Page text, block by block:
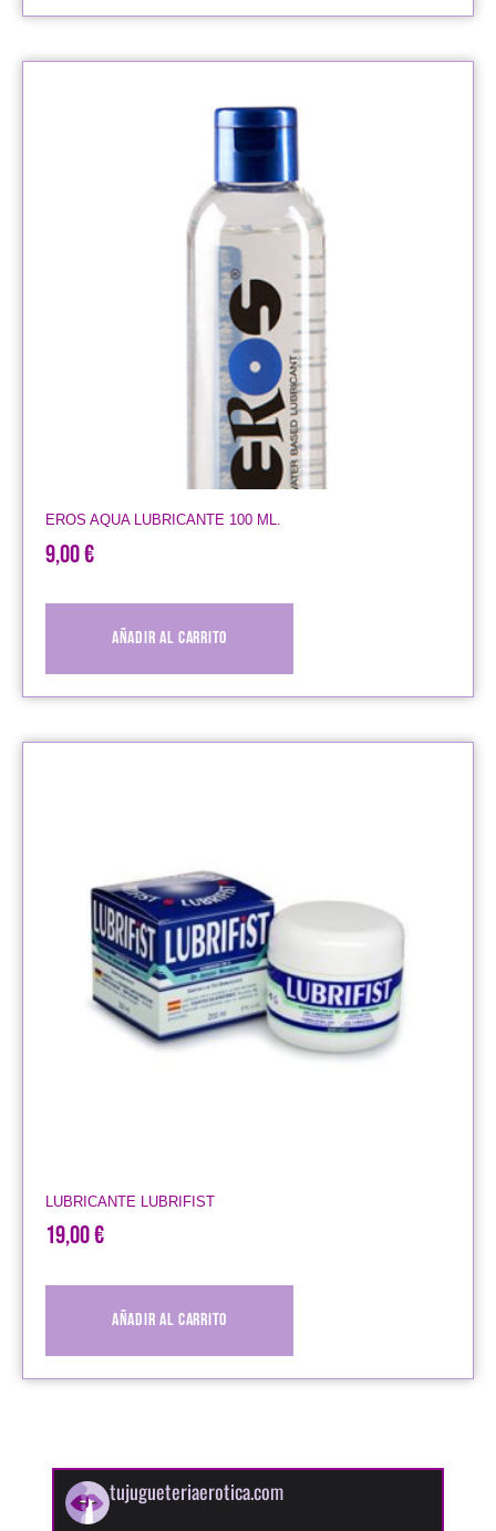
EROS AQUA LUBRICANTE 100 ML.
9,00€
Añadir al carrito
LUBRICANTE LUBRIFIST
19,00€
Añadir al carrito
tujugueteriaerotica.com